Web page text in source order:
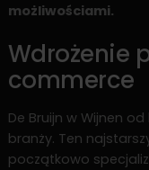
możliwościami.
Wdrożenie
commerce
De Bruijn w Wijnen
branży. Ten
początkowo